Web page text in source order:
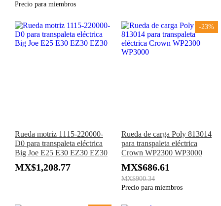
Precio para miembros
Rueda motriz 1115-220000-
D0 para transpaleta eléctrica
Big Joe E25 E30 EZ30 EZ30
MX$1,208.77
-23%
Rueda de carga Poly 813014
para transpaleta eléctrica
Crown WP2300 WP3000
MX$686.61
MX$900.34
Precio para miembros